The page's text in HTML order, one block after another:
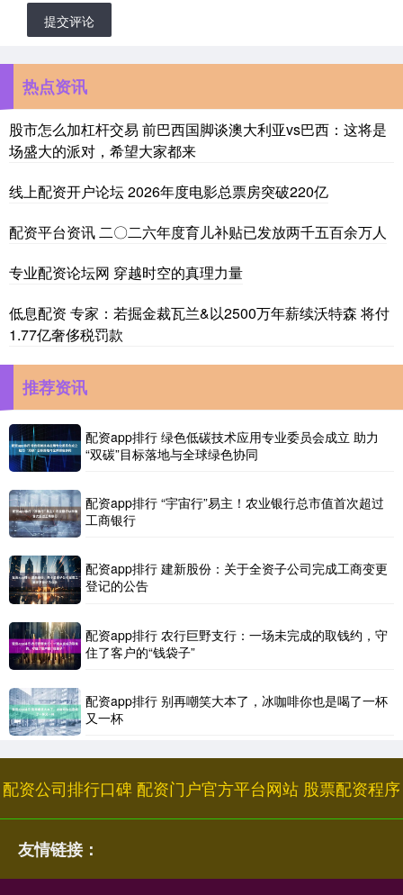
提交评论
热点资讯
股市怎么加杠杆交易 前巴西国脚谈澳大利亚vs巴西：这将是
场盛大的派对，希望大家都来
线上配资开户论坛 2026年度电影总票房突破220亿
配资平台资讯 二〇二六年度育儿补贴已发放两千五百余万人
专业配资论坛网 穿越时空的真理力量
低息配资 专家：若掘金裁瓦兰&以2500万年薪续沃特森 将付
1.77亿奢侈税罚款
推荐资讯
配资app排行 绿色低碳技术应用专业委员会成立 助力
“双碳”目标落地与全球绿色协同
配资app排行 “宇宙行”易主！农业银行总市值首次超过
工商银行
配资app排行 建新股份：关于全资子公司完成工商变更
登记的公告
配资app排行 农行巨野支行：一场未完成的取钱约，守
住了客户的“钱袋子”
配资app排行 别再嘲笑大本了，冰咖啡你也是喝了一杯
又一杯
配资公司排行口碑 配资门户官方平台网站 股票配资程序
友情链接：